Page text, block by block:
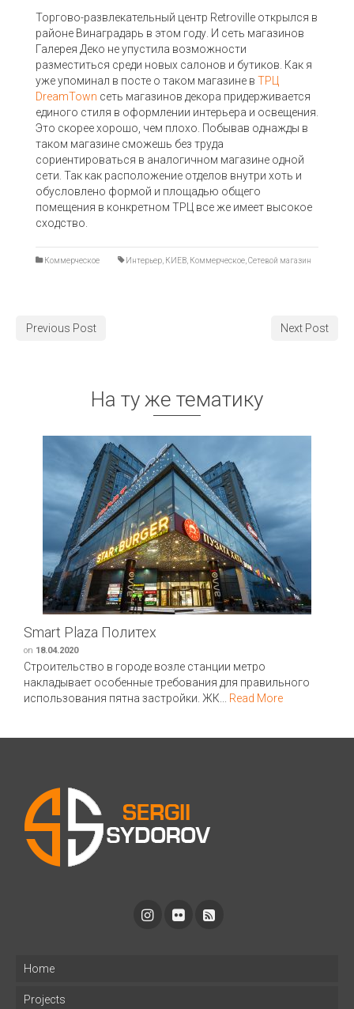
Торгово-развлекательный центр Retroville открылся в
районе Винаградарь в этом году. И сеть магазинов
Галерея Деко не упустила возможности
разместиться среди новых салонов и бутиков. Как я
уже упоминал в посте о таком магазине в ТРЦ
DreamTown сеть магазинов декора придерживается
единого стиля в оформлении интерьера и освещения.
Это скорее хорошо, чем плохо. Побывав однажды в
таком магазине сможешь без труда
сориентироваться в аналогичном магазине одной
сети. Так как расположение отделов внутри хоть и
обусловлено формой и площадью общего
помещения в конкретном ТРЦ все же имеет высокое
сходство.
Коммерческое Интерьер КИЕВ Коммерческое Сетевой магазин
Previous Post Next Post
На ту же тематику
Smart Plaza Политех
on 18.04.2020
Строительство в городе возле станции метро
накладывает особенные требования для правильного
использования пятна застройки. ЖК... Read More
Home
Projects